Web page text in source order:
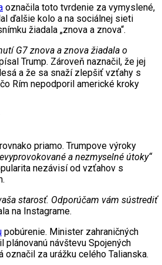
označila toto tvrdenie za vymyslené,
ďalšie kolo a na sociálnej sieti
žiadala „znova a znova“.
G7 znova a znova žiadala o
Trump. Zároveň naznačil, že jej
a že sa snaží zlepšiť vzťahy s
Rím nepodporil americké kroky
priamo. Trumpove výroky
a nezmyselné útoky“
nezávisí od vzťahov s
starosť. Odporúčam vám sústrediť
na Instagrame.
pobúrenie. Minister zahraničných
plánovanú návštevu Spojených
označil za urážku celého Talianska.